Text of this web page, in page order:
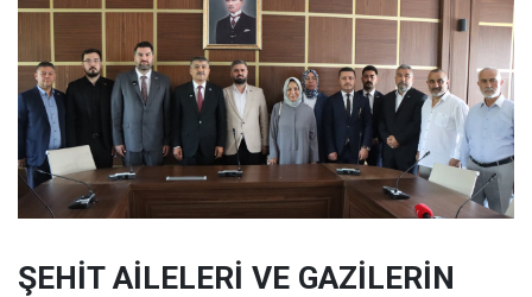
ŞEHİT AİLELERİ VE GAZİLERİN